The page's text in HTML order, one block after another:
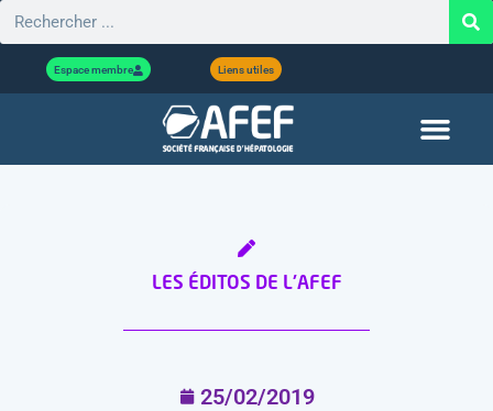
Espace membre Liens utiles
LES ÉDITOS DE L'AFEF
25/02/2019